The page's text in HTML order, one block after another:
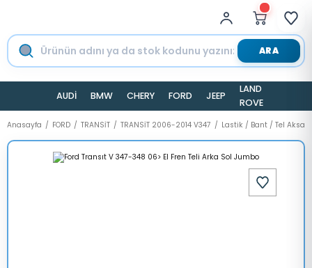
ARA
AUDİ BMW CHERY FORD JEEP
LAND
ROVER
Anasayfa FORD TRANSİT TRANSİT 2006-2014 V347 Lastik / Bant / Tel